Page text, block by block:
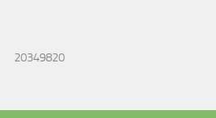
20349820